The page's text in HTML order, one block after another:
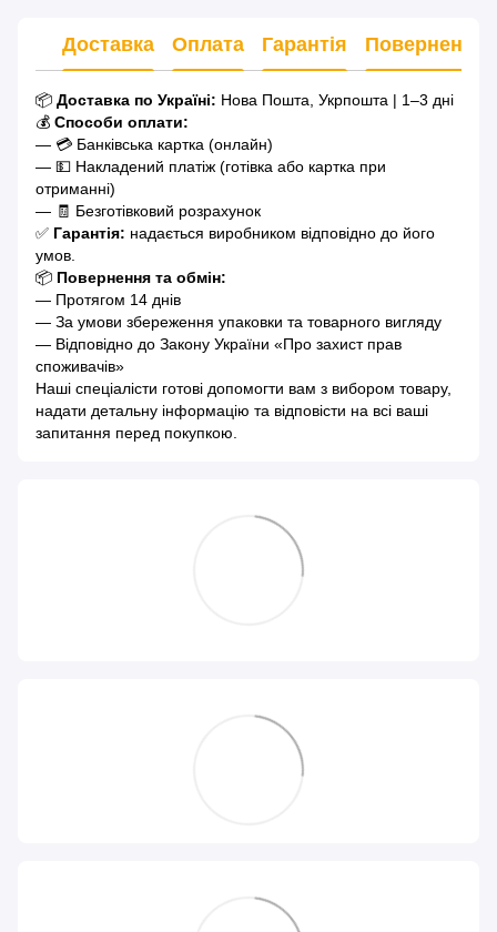
Доставка Оплата Гарантія Повернення
📦 Доставка по Україні: Нова Пошта, Укрпошта | 1–3 дні
💰 Способи оплати:
— 💳 Банківська картка (онлайн)
— 💵 Накладений платіж (готівка або картка при
отриманні)
— 🧾 Безготівковий розрахунок
✅ Гарантія: надається виробником відповідно до його
умов.
📦 Повернення та обмін:
— Протягом 14 днів
— За умови збереження упаковки та товарного вигляду
— Відповідно до Закону України «Про захист прав
споживачів»
Наші спеціалісти готові допомогти вам з вибором товару,
надати детальну інформацію та відповісти на всі ваші
запитання перед покупкою.